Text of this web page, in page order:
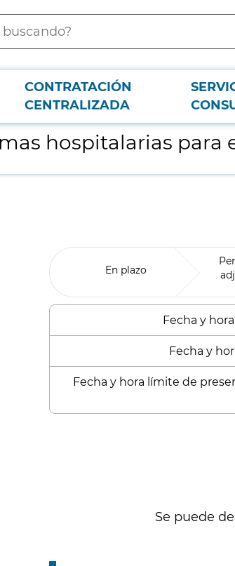
CONTRATACIÓN
CENTRALIZADA
Hospital Virgen de la Poveda
hospitalarias para
En plazo
Fecha y
Fecha y
Fecha y hora límite de
Se puede